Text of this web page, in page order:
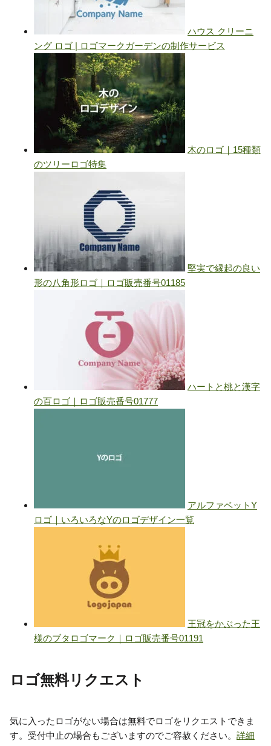
ロゴ無料リクエスト
気に入ったロゴがない場合は無料でロゴをリクエストできま
す。受付中止の場合もございますのでご容赦ください。 詳細